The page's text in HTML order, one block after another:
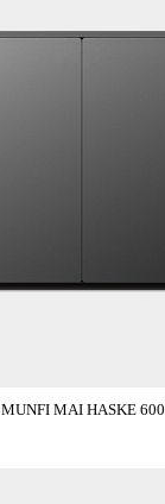
MUNFI MAI HASKE 600